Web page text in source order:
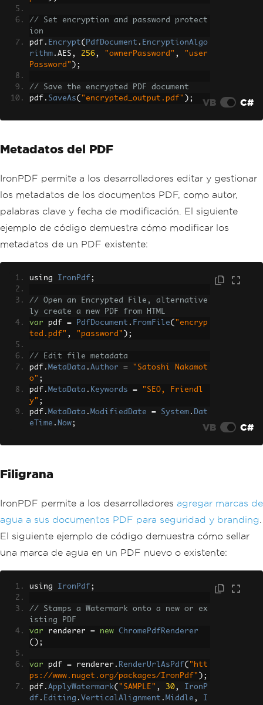
// Set encryption and password protect
ion
pdf . Encrypt( PdfDocument . EncryptionAlgo
rithm . AES , 256, "ownerPassword" ,
"user
Password" );
// Save the encrypted PDF document
pdf . SaveAs( "encrypted_output.pdf" ); VB C#
Metadatos del PDF
IronPDF permite a los desarrolladores editar y gestionar
los metadatos de los documentos PDF, como autor,
palabras clave y fecha de modificación. El siguiente
ejemplo de código demuestra cómo modificar los
metadatos de un PDF existente:
using IronPdf ;
// Open an Encrypted File, alternative
ly create a new PDF from HTML
var pdf = PdfDocument . FromFile( "encryp
ted.pdf" , "password" );
// Edit file metadata
pdf . MetaData . Author =
"Satoshi Nakamot
o" ;
pdf . MetaData . Keywords =
"SEO, Friendl
y" ;
pdf . MetaData . ModifiedDate = System . Dat
eTime . Now; VB C#
Filigrana
IronPDF permite a los desarrolladores agregar marcas de
agua a sus documentos PDF para seguridad y branding
El siguiente ejemplo de código demuestra cómo sellar
una marca de agua en un PDF nuevo o existente:
using IronPdf ;
// Stamps a Watermark onto a new or ex
isting PDF
var renderer = new
ChromePdfRenderer
();
var pdf = renderer . RenderUrlAsPdf( "htt
ps://www.nuget.org/packages/IronPdf" );
pdf . ApplyWatermark( "SAMPLE" , 30,
IronP
df . Editing . VerticalAlignment . Middle ,
I